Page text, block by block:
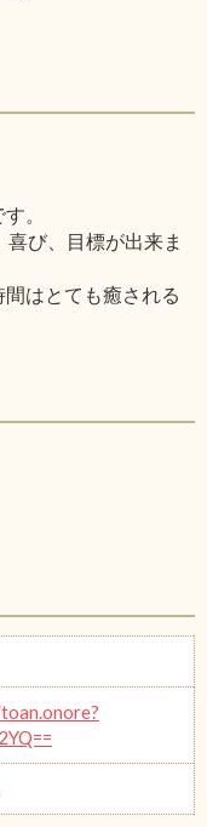
。
び、目標が出来ま
はとても癒される